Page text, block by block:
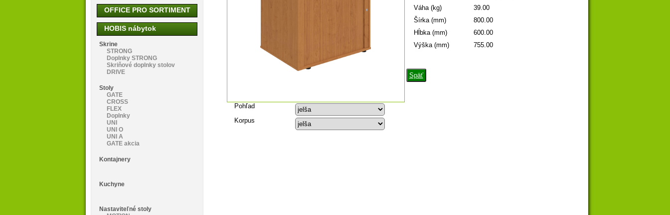
Pohľad
Korpus
Váha (kg)
39.00
Šírka (mm)
800.00
Hĺbka (mm)
600.00
Výška (mm)
755.00
Späť
OFFICE PRO SORTIMENT
HOBIS nábytok
Skrine
STRONG
Doplnky STRONG
Skriňové doplnky stolov
DRIVE
Stoly
GATE
CROSS
FLEX
Doplnky
UNI
UNI O
UNI A
GATE akcia
Kontajnery
Kuchyne
Nastaviteľné stoly